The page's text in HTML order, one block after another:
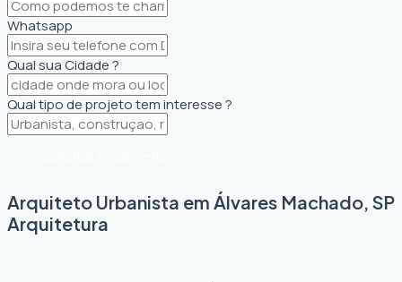
Whatsapp
Qual sua Cidade ?
Qual tipo de projeto tem interesse ?
Arquiteto Urbanista em Álvares Machado, SP
Arquitetura